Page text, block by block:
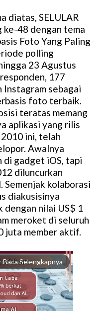
diatas, SELULAR
48 dengan tema
Foto Yang Paling
polling
23 Agustus
177
Instagram sebagai
foto terbaik.
teratas memang
aplikasi yang rilis
ini, telah
Awalnya
di gadget iOS, tapi
diluncurkan
Semenjak kolaborasi
diakusisinya
dengan nilai US$ 1
meroket di seluruh
juta member aktif.
Baca Selengkapnya